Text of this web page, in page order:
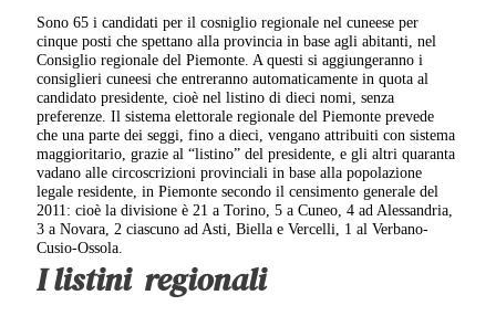
Sono 65 i candidati per il cosniglio regionale nel cuneese per
cinque posti che spettano alla provincia in base agli abitanti, nel
Consiglio regionale del Piemonte. A questi si aggiungeranno i
consiglieri cuneesi che entreranno automaticamente in quota al
candidato presidente, cioè nel listino di dieci nomi, senza
preferenze. Il sistema elettorale regionale del Piemonte prevede
che una parte dei seggi, fino a dieci, vengano attribuiti con sistema
maggioritario, grazie al “listino” del presidente, e gli altri quaranta
vadano alle circoscrizioni provinciali in base alla popolazione
legale residente, in Piemonte secondo il censimento generale del
2011: cioè la divisione è 21 a Torino, 5 a Cuneo, 4 ad Alessandria,
3 a Novara, 2 ciascuno ad Asti, Biella e Vercelli, 1 al Verbano-
Cusio-Ossola.
I listini regionali